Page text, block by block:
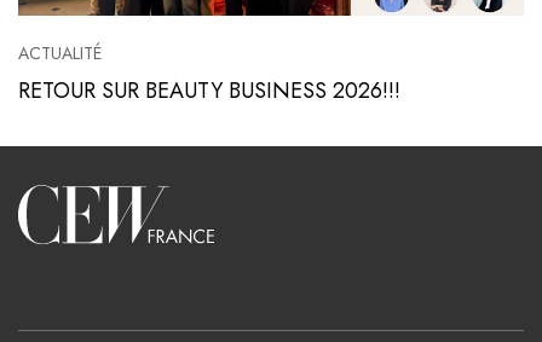
ACTUALITÉ
RETOUR SUR BEAUTY BUSINESS 2026!!!